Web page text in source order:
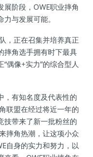
阶段，OWE职业摔角
与发展可能。
，正在召集并培养真正
摔角选手拥有时下最具
偶像+实力”的综合型人
，有知名度及代表性的
联盟在经过将近一年的
技带来了新一批粉丝的
摔角热潮，让这项小众
自身的实力和努力，以